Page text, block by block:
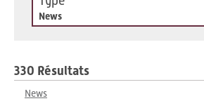
News
330 Résultats
News